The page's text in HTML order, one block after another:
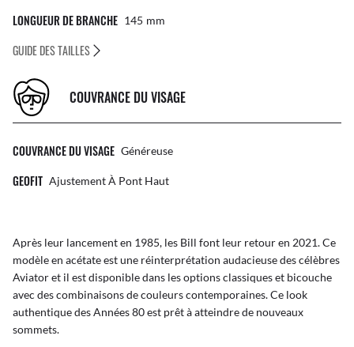
LONGUEUR DE BRANCHE 145 Mm
GUIDE DES TAILLES
COUVRANCE DU VISAGE
COUVRANCE DU VISAGE Généreuse
GEOFIT Ajustement À Pont Haut
Après leur lancement en 1985, les Bill font leur retour en 2021. Ce
modèle en acétate est une réinterprétation audacieuse des célèbres
Aviator et il est disponible dans les options classiques et bicouche
avec des combinaisons de couleurs contemporaines. Ce look
authentique des Années 80 est prêt à atteindre de nouveaux
sommets.